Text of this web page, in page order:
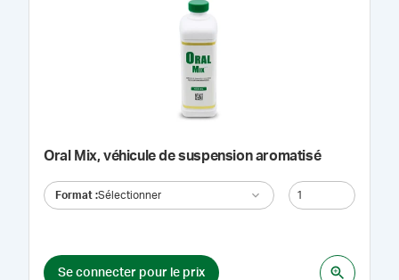
Oral Mix, véhicule de suspension aromatisé
Format :Sélectionner
Se connecter pour le prix